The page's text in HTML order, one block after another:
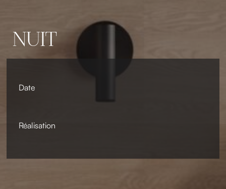
NUIT
Date
Réalisation